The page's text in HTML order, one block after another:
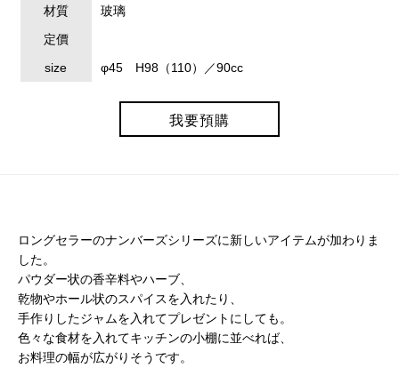
材質
玻璃
定價
size φ45 H98（110）／90cc
我要預購
ロングセラーのナンバーズシリーズに新しいアイテムが加わりま
した。
パウダー状の香辛料やハーブ、
乾物やホール状のスパイスを入れたり、
手作りしたジャムを入れてプレゼントにしても。
色々な食材を入れてキッチンの小棚に並べれば、
お料理の幅が広がりそうです。